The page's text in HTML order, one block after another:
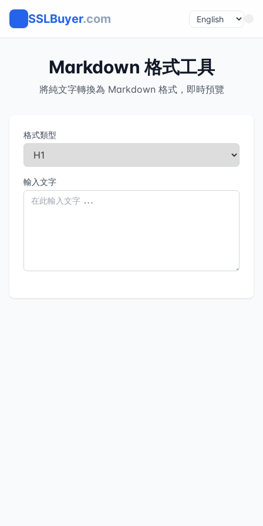
SSLBuyer.com
Markdown 格式工具
將純文字轉換為 Markdown 格式，即時預覽
格式類型
輸入文字